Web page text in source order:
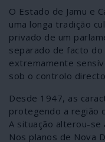
O Estado de Jamu e
uma longa tradição
privado de um
separado de facto do
extremamente
sob o controlo
Desde 1947, as
protegendo a região
A situação alterou-se
Nos planos de Nova